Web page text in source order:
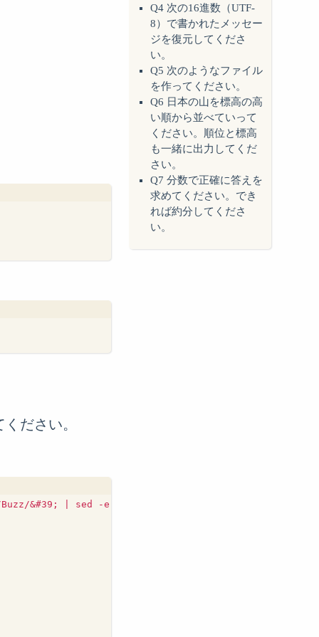
Q4 次の16進数（UTF-
8）で書かれたメッセー
ジを復元してくださ
い。
Q5 次のようなファイル
を作ってください。
Q6 日本の山を標高の高
い順から並べていって
ください。順位と標高
も一緒に出力してくだ
さい。
Q7 分数で正確に答えを
求めてください。でき
れば約分してくださ
い。
ださい。
&#39; | sed -e &#39;n;n;n;n;n;n;n;n;n;n;n;n;n;n;s/